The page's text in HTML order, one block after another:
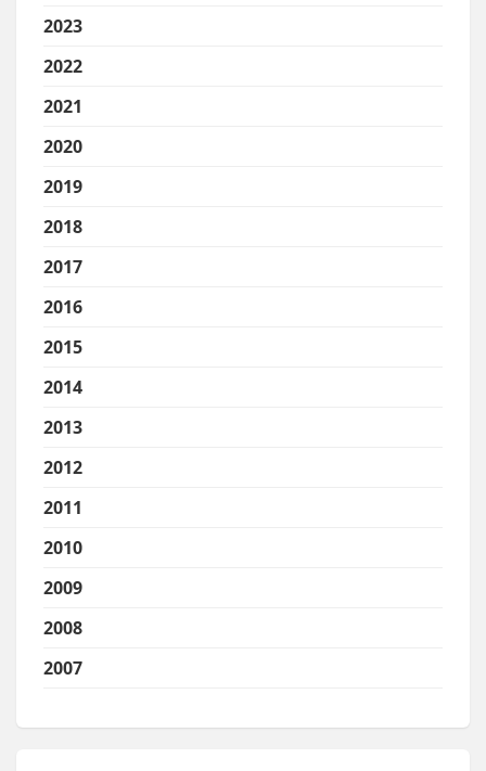
2023
2022
2021
2020
2019
2018
2017
2016
2015
2014
2013
2012
2011
2010
2009
2008
2007